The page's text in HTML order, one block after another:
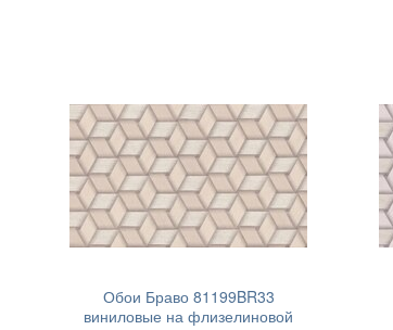
Обои Браво 81199BR33
виниловые на флизелиновой